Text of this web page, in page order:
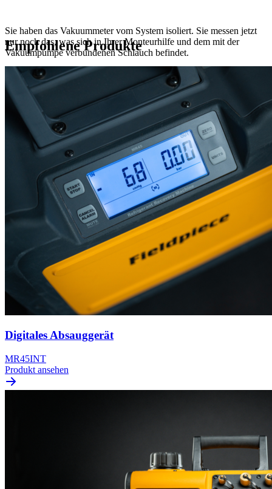
Sie haben das Vakuummeter vom System isoliert. Sie messen jetzt
nur noch das, was sich in Ihrer Monteurhilfe und dem mit der
Vakuumpumpe verbundenen Schlauch befindet.
Empfohlene Produkte
Digitales Absauggerät
MR45INT
Produkt ansehen